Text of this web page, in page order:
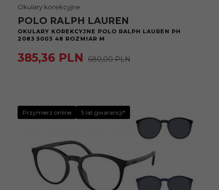
Okulary korekcyjne
POLO RALPH LAUREN
OKULARY KOREKCYJNE POLO RALPH LAUREN PH
2083 5003 48 ROZMIAR M
385,36 PLN 680,00 PLN
Przymierz online 5 lat gwarancji*